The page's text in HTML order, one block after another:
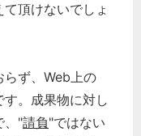
頂けないでしょ
らず、Web上の
。成果物に対し
、"請負"ではない